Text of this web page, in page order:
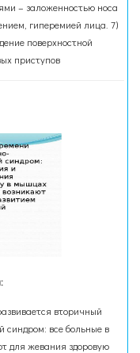
– заложенностью носа
гиперемией лица. 7)
поверхностной
приступов
вторичный
все больные в
для жевания здоровую